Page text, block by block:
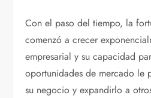
Con el paso del tiempo, la
comenzó a crecer
empresarial y su capacidad
oportunidades de mercado le
su negocio y expandirlo a